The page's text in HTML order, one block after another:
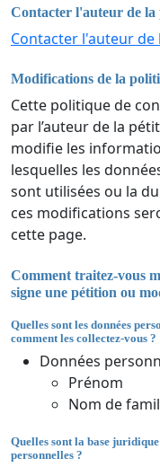
Contacter l'auteur de la
Contacter l'auteur de
Modifications de la
Cette politique de
par l’auteur de la
modifie les
lesquelles les
sont utilisées ou la
ces modifications
cette page.
Comment traitez-vous
signe une pétition ou
Quelles sont les données
comment les collectez-vous ?
Données
Prénom
Nom de
Quelles sont la base
personnelles ?